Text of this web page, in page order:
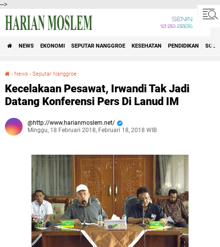
-->
SENIN
10 08 2026
NEWS EKONOMI SEPUTAR NANGGROE KESEHATAN PENDIDIKAN
› News › Seputar Nanggroe
Kecelakaan Pesawat, Irwandi Tak Jadi
Datang Konferensi Pers Di Lanud IM
http://www.harianmoslem.net/
Minggu, 18 Februari 2018, Februari 18, 2018 WIB